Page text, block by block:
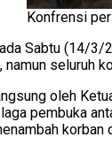
Konfrensi
Sabtu (14/
seluruh
oleh
pembuka
korban